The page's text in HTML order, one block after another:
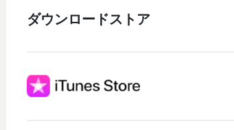
ダウンロードストア